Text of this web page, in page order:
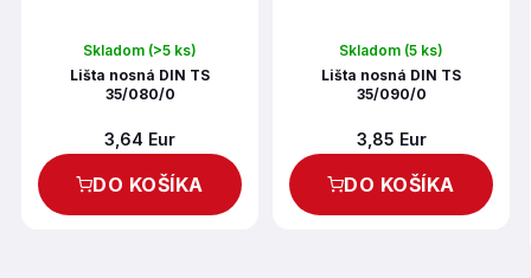
Skladom (>5 ks)
Lišta nosná DIN TS
35/080/0
3,64 Eur
DO KOŠÍKA
Skladom (5 ks)
Lišta nosná DIN TS
35/090/0
3,85 Eur
DO KOŠÍKA